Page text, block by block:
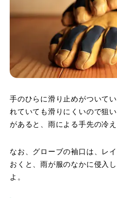
手のひらに滑り止めがついて
れていても滑りにくいので狙
があると、雨による手先の冷え
なお、グローブの袖口は、レ
おくと、雨が服のなかに侵入
よ。